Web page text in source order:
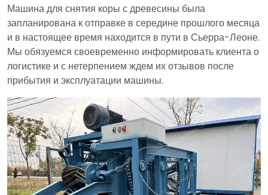
Машина для снятия коры с древесины была
запланирована к отправке в середине прошлого месяца
и в настоящее время находится в пути в Сьерра-Леоне.
Мы обязуемся своевременно информировать клиента о
логистике и с нетерпением ждем их отзывов после
прибытия и эксплуатации машины.